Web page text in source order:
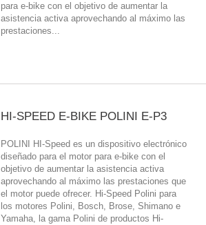
para e-bike con el objetivo de aumentar la
asistencia activa aprovechando al máximo las
prestaciones...
HI-SPEED E-BIKE POLINI E-P3
POLINI HI-Speed es un dispositivo electrónico
diseñado para el motor para e-bike con el
objetivo de aumentar la asistencia activa
aprovechando al máximo las prestaciones que
el motor puede ofrecer. Hi-Speed Polini para
los motores Polini, Bosch, Brose, Shimano e
Yamaha, la gama Polini de productos Hi-